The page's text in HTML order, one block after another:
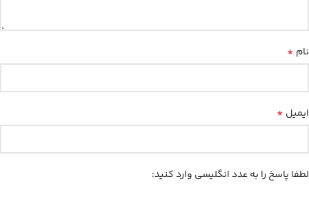
نام *
ایمیل *
لطفا پاسخ را به عدد انگلیسی وارد کنید: